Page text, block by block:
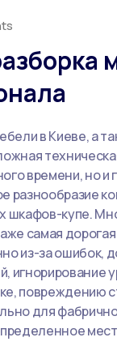
в Киеве, а
времени, но
разнообразие
шкафов-купе.
самая
из-за ошибок,
игнорирование
повреждению
для